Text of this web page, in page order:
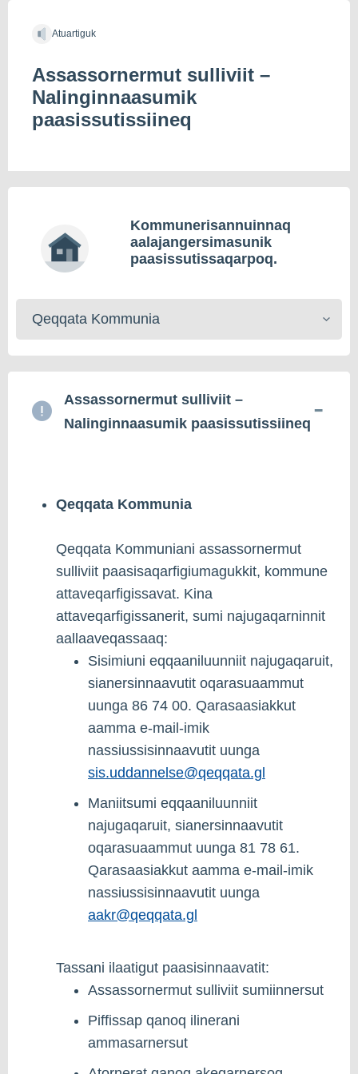
Atuartiguk
Assassornermut sulliviit –
Nalinginnaasumik
paasissutissiineq
Kommunerisannuinnaq
aalajangersimasunik
paasissutissaqarpoq.
Kommunerisat
toqqaruk
Assassornermut sulliviit –
Nalinginnaasumik paasissutissiineq
Qeqqata Kommunia
Qeqqata Kommuniani assassornermut
sulliviit paasisaqarfigiumagukkit, kommune
attaveqarfigissavat. Kina
attaveqarfigissanerit, sumi najugaqarninnit
aallaaveqassaaq:
Sisimiuni eqqaaniluunniit najugaqaruit,
sianersinnaavutit oqarasuaammut
uunga 86 74 00. Qarasaasiakkut
aamma e-mail-imik
nassiussisinnaavutit uunga
sis.uddannelse@qeqqata.gl
Maniitsumi eqqaaniluunniit
najugaqaruit, sianersinnaavutit
oqarasuaammut uunga 81 78 61.
Qarasaasiakkut aamma e-mail-imik
nassiussisinnaavutit uunga
aakr@qeqqata.gl
Tassani ilaatigut paasisinnaavatit:
Assassornermut sulliviit sumiinnersut
Piffissap qanoq ilinerani
ammasarnersut